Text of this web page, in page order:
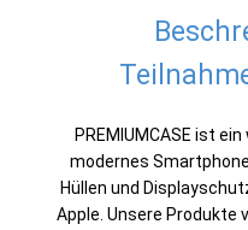
PREMIUMCASE ist
modernes
Hüllen und
Apple. Unsere Produkte